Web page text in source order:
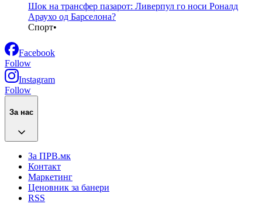
Шок на трансфер пазарот: Ливерпул го носи Роналд
Араухо од Барселона?
Спорт•
Facebook
Follow
Instagram
Follow
За нас
За ПРВ.мк
Контакт
Маркетинг
Ценовник за банери
RSS